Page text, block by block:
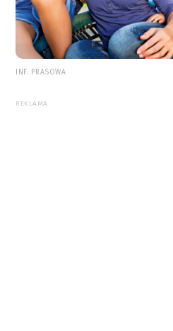
INF. PRASOWA
REKLAMA